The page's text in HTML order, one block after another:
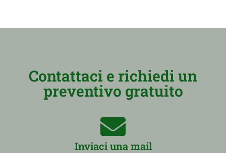
Contattaci e richiedi un
preventivo gratuito
Inviaci una mail